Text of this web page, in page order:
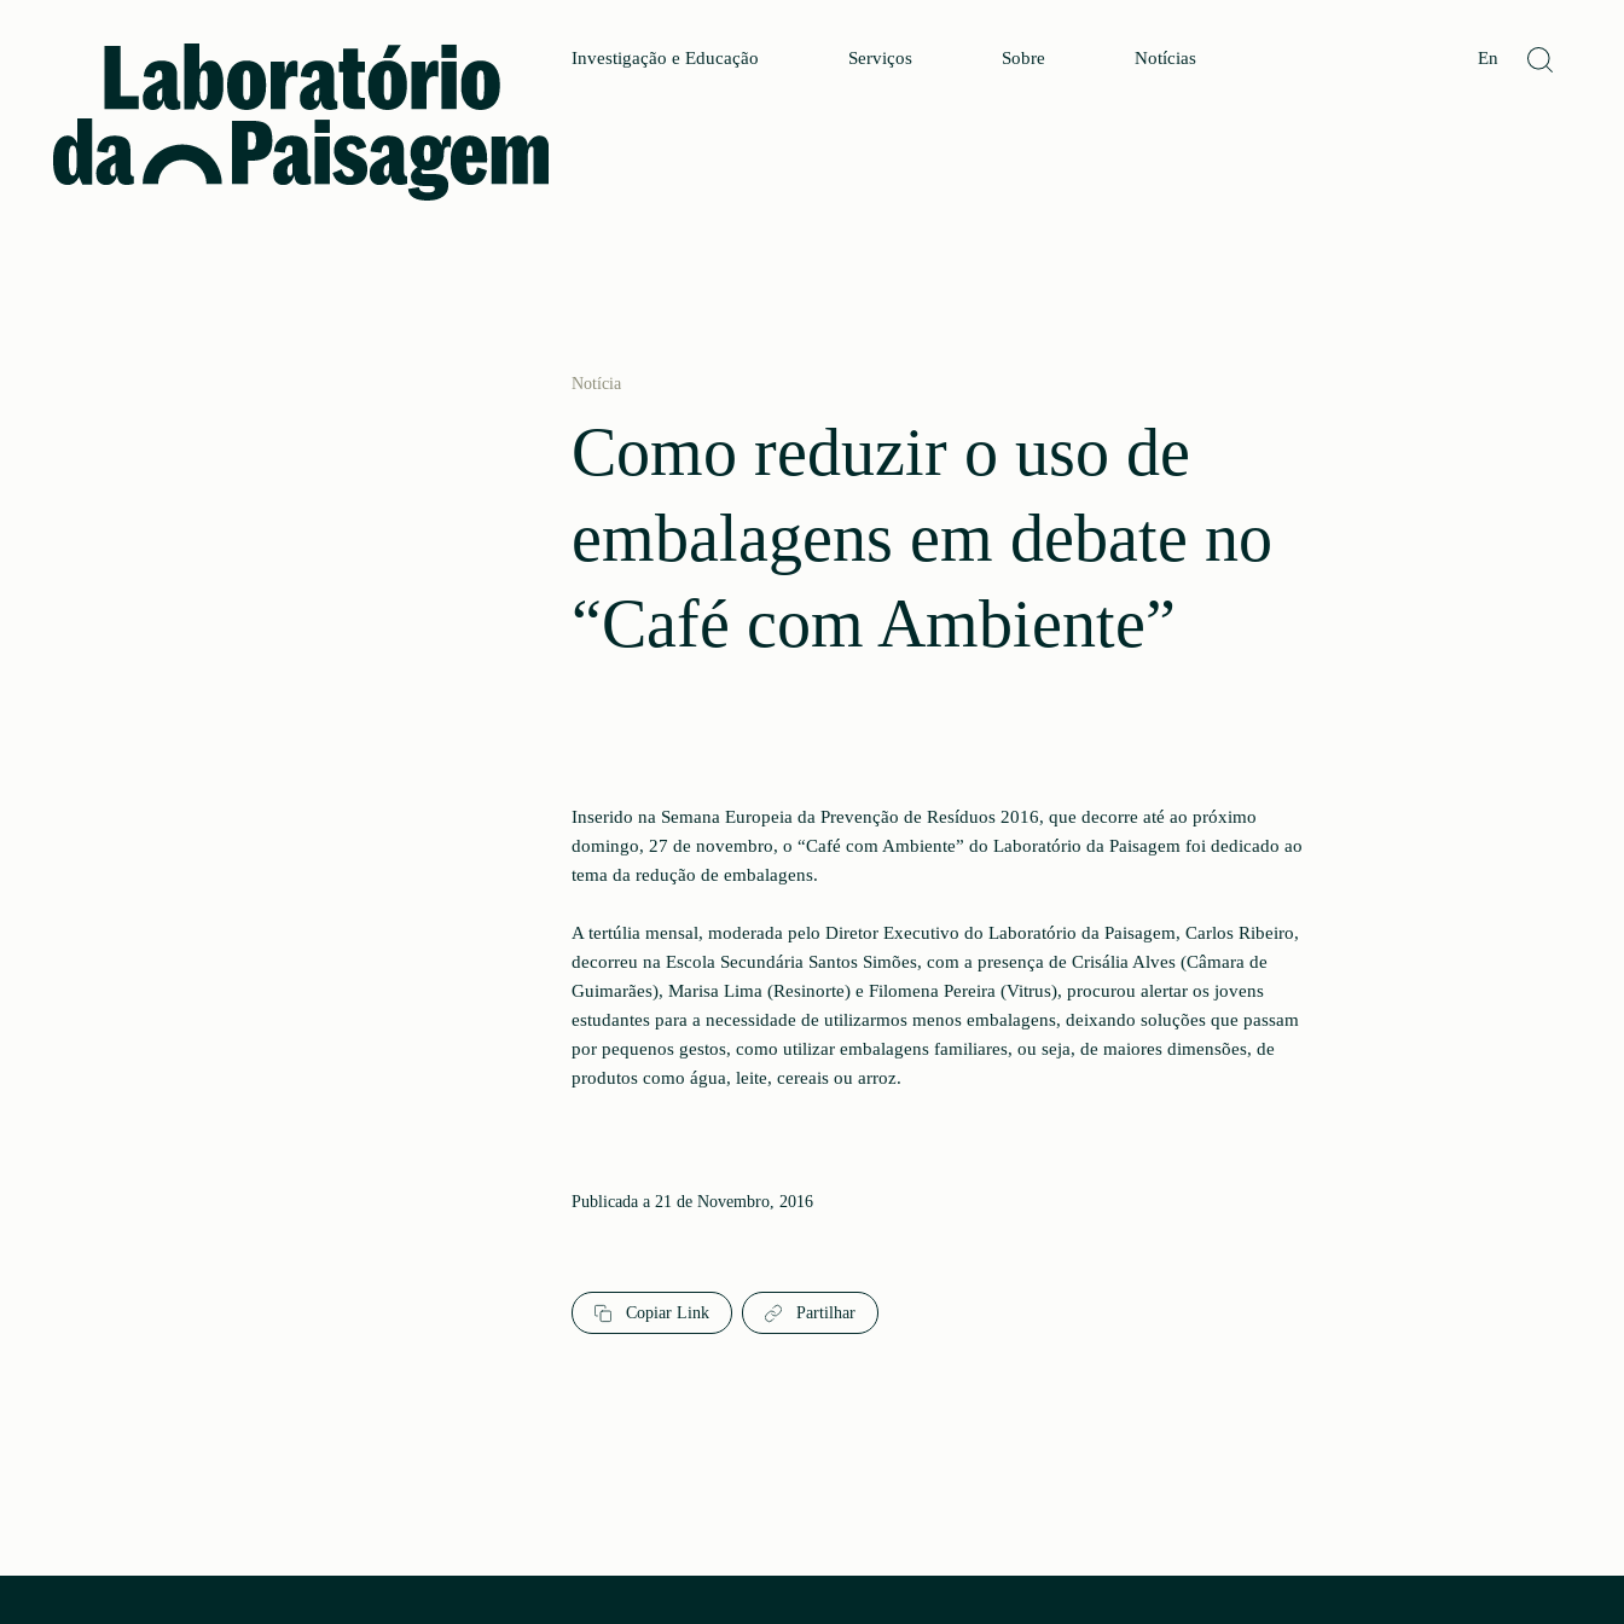
Investigação e Educação Serviços Sobre Notícias En
Notícia
Como reduzir o uso de
embalagens em debate no
“Café com Ambiente”
Inserido na Semana Europeia da Prevenção de Resíduos 2016, que decorre até ao próximo
domingo, 27 de novembro, o “Café com Ambiente” do Laboratório da Paisagem foi dedicado ao
tema da redução de embalagens.
A tertúlia mensal, moderada pelo Diretor Executivo do Laboratório da Paisagem, Carlos Ribeiro,
decorreu na Escola Secundária Santos Simões, com a presença de Crisália Alves (Câmara de
Guimarães), Marisa Lima (Resinorte) e Filomena Pereira (Vitrus), procurou alertar os jovens
estudantes para a necessidade de utilizarmos menos embalagens, deixando soluções que passam
por pequenos gestos, como utilizar embalagens familiares, ou seja, de maiores dimensões, de
produtos como água, leite, cereais ou arroz.
Publicada a 21 de Novembro, 2016
Copiar Link Partilhar